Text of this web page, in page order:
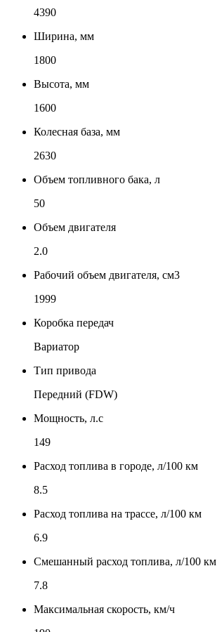
4390
Ширина, мм
1800
Высота, мм
1600
Колесная база, мм
2630
Объем топливного бака, л
50
Объем двигателя
2.0
Рабочий объем двигателя, см3
1999
Коробка передач
Вариатор
Тип привода
Передний (FDW)
Мощность, л.с
149
Расход топлива в городе, л/100 км
8.5
Расход топлива на трассе, л/100 км
6.9
Смешанный расход топлива, л/100 км
7.8
Максимальная скорость, км/ч